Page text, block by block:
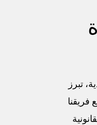
تبرز
فريقنا